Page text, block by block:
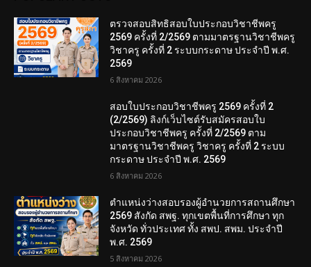
ตรวจสอบสิทธิสอบใบประกอบวิชาชีพครู
2569 ครั้งที่ 2/2569 ตามมาตรฐานวิชาชีพครู
วิชาครู ครั้งที่ 2 ระบบกระดาษ ประจำปี พ.ศ.
2569
6 สิงหาคม 2026
สอบใบประกอบวิชาชีพครู 2569 ครั้งที่ 2
(2/2569) ลิงก์เว็บไซต์รับสมัครสอบใบ
ประกอบวิชาชีพครู ครั้งที่ 2/2569 ตาม
มาตรฐานวิชาชีพครู วิชาครู ครั้งที่ 2 ระบบ
กระดาษ ประจำปี พ.ศ. 2569
6 สิงหาคม 2026
ตำแหน่งว่างสอบรองผู้อำนวยการสถานศึกษา
2569 สังกัด สพฐ. ทุกเขตพื้นที่การศึกษา ทุก
จังหวัด ทั่วประเทศ ทั้ง สพป. สพม. ประจำปี
พ.ศ. 2569
5 สิงหาคม 2026